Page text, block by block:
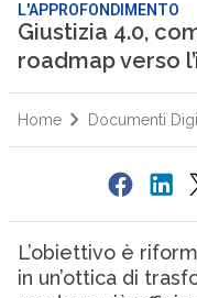
L'APPROFONDIMENTO
Giustizia 4.0,
roadmap verso
Home Documenti
L’obiettivo è
in un’ottica di